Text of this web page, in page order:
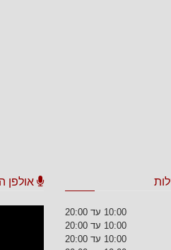
10:00 עד 20:00
10:00 עד 20:00
10:00 עד 20:00
אולפן